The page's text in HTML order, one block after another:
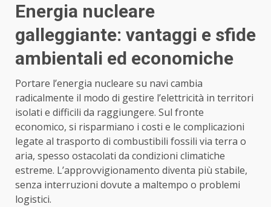
Energia nucleare
galleggiante: vantaggi e sfide
ambientali ed economiche
Portare l’energia nucleare su navi cambia
radicalmente il modo di gestire l’elettricità in territori
isolati e difficili da raggiungere. Sul fronte
economico, si risparmiano i costi e le complicazioni
legate al trasporto di combustibili fossili via terra o
aria, spesso ostacolati da condizioni climatiche
estreme. L’approvvigionamento diventa più stabile,
senza interruzioni dovute a maltempo o problemi
logistici.